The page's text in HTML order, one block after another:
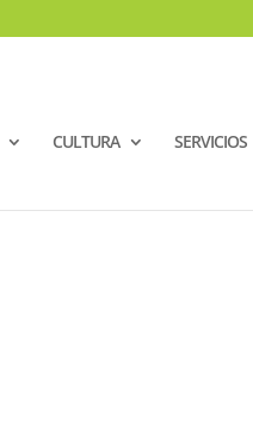
CULTURA SERVICIOS